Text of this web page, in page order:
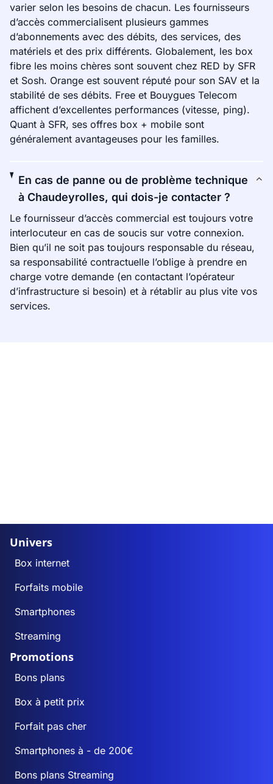
varier selon les besoins de chacun. Les fournisseurs
d’accès commercialisent plusieurs gammes
d’abonnements avec des débits, des services, des
matériels et des prix différents. Globalement, les box
fibre les moins chères sont souvent chez RED by SFR
et Sosh. Orange est souvent réputé pour son SAV et la
stabilité de ses débits. Free et Bouygues Telecom
affichent d’excellentes performances (vitesse, ping).
Quant à SFR, ses offres box + mobile sont
généralement avantageuses pour les familles.
En cas de panne ou de problème technique
à Chaudeyrolles, qui dois-je contacter ?
Le fournisseur d’accès commercial est toujours votre
interlocuteur en cas de soucis sur votre connexion.
Bien qu’il ne soit pas toujours responsable du réseau,
sa responsabilité contractuelle l’oblige à prendre en
charge votre demande (en contactant l’opérateur
d’infrastructure si besoin) et à rétablir au plus vite vos
services.
Univers
Box internet
Forfaits mobile
Smartphones
Streaming
Promotions
Bons plans
Box à petit prix
Forfait pas cher
Smartphones à - de 200€
Bons plans Streaming